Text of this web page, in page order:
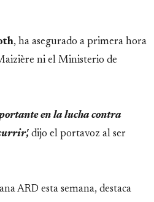
, ha asegurado a primera hora
ni el Ministerio de
en la lucha contra
dijo el portavoz al ser
ARD esta semana, destaca